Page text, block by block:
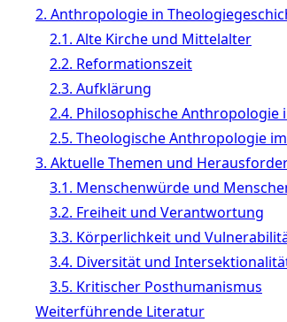
2. Anthropologie in
2.1. Alte Kirche und Mittelalter
2.2. Reformationszeit
2.3. Aufklärung
2.4. Philosophische Anthropologie
2.5. Theologische Anthropologie
3. Aktuelle Themen und
3.1. Menschenwürde und
3.2. Freiheit und Verantwortung
3.3. Körperlichkeit und
3.4. Diversität und
3.5. Kritischer Posthumanismus
Weiterführende Literatur